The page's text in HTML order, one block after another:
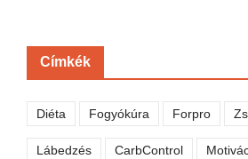
Címkék
Diéta Fogyókúra Forpro
Lábedzés CarbControl